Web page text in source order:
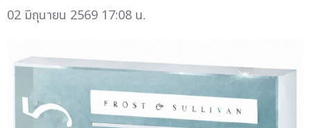
02 มิถุนายน 2569 17:08 น.